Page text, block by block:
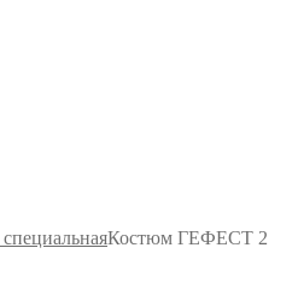
Костюм ГЕФЕСТ 2